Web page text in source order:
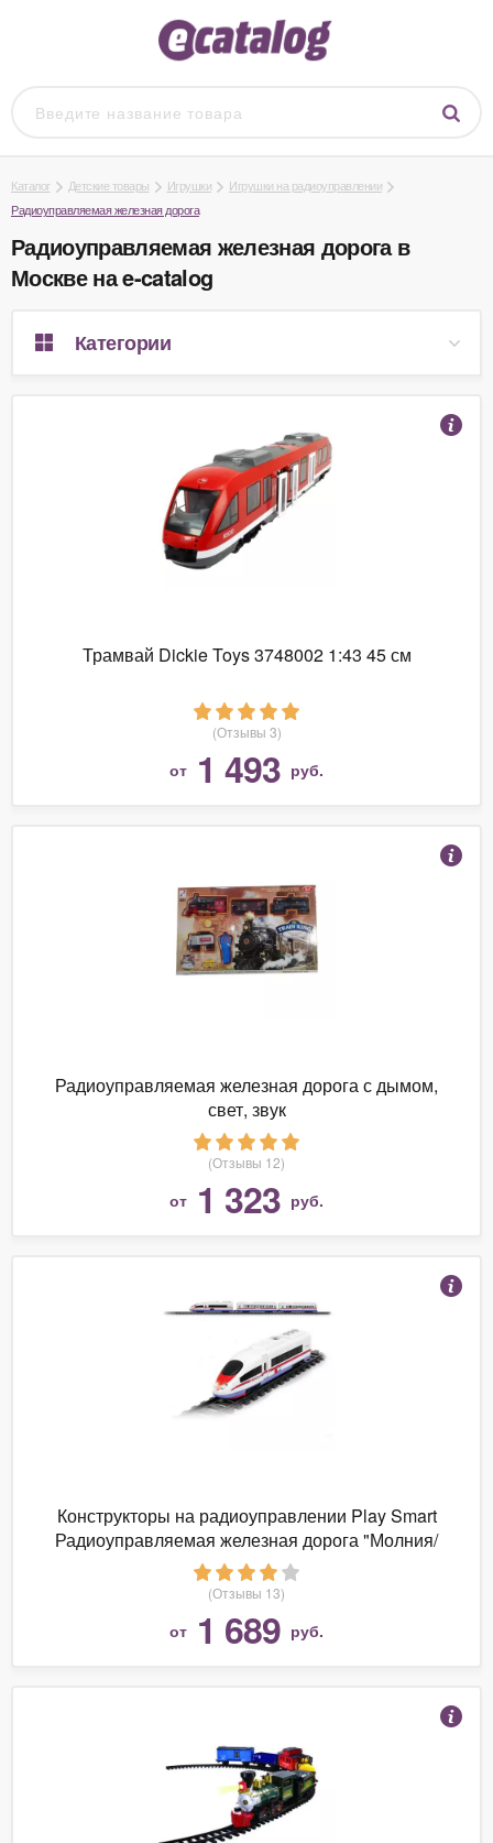
Каталог Детские товары Игрушки
Игрушки на радиоуправлении
Радиоуправляемая железная дорога
Радиоуправляемая железная дорога в
Москве на e-catalog
Категории
Трамвай Dickie Toys 3748002 1:43 45 см
(Отзывы 3)
от 1 493 руб.
Радиоуправляемая железная дорога с дымом,
свет, звук
(Отзывы 12)
от 1 323 руб.
Конструкторы на радиоуправлении Play Smart
Радиоуправляемая железная дорога "Молния/
Сапсан" - 9713-3A
(Отзывы 13)
от 1 689 руб.